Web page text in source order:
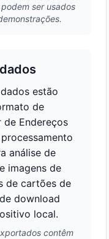
ser usados
estão
de
Endereços
análise de
imagens de
de cartões de
download
local.
contêm